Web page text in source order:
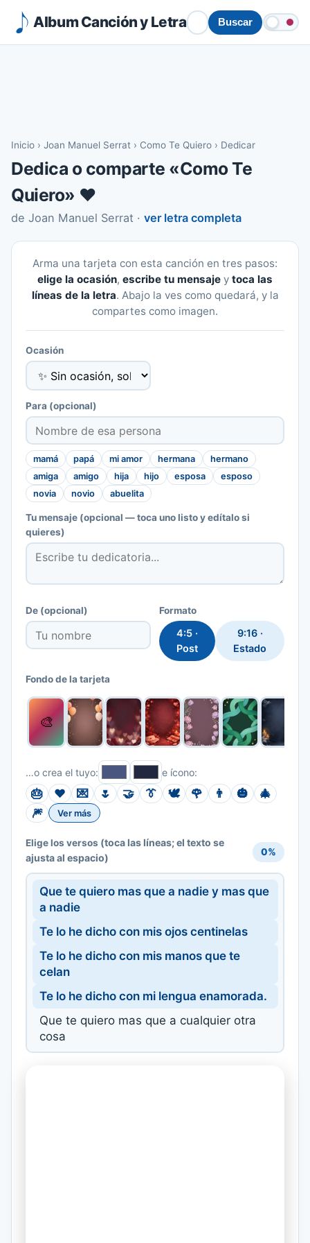
Album Canción y Letra Buscar
Inicio › Joan Manuel Serrat › Como Te Quiero › Dedicar
Dedica o comparte «Como Te
Quiero» ❤️
de Joan Manuel Serrat · ver letra completa
Arma una tarjeta con esta canción en tres pasos:
elige la ocasión, escribe tu mensaje y toca las
líneas de la letra. Abajo la ves como quedará, y la
compartes como imagen.
Ocasión
Para (opcional)
mamá papá mi amor hermana
hermano
amiga
amigo hija hijo esposa
esposo
novia
novio abuelita
Tu mensaje (opcional — toca uno listo y edítalo si
quieres)
De (opcional) Formato
4:5 ·
Post
9:16 ·
Estado
Fondo de la tarjeta
🎨
…o crea el tuyo: e ícono:
🎂 ❤️ 💌 🌷 🤝 👔 🕊️ 🌹 👨 🎃
🎄
🎆
Ver más
Elige los versos (toca las líneas; el texto se
ajusta al espacio)
0%
Que te quiero mas que a nadie y mas que
a nadie
Te lo he dicho con mis ojos centinelas
Te lo he dicho con mis manos que te
celan
Te lo he dicho con mi lengua enamorada.
Que te quiero mas que a cualquier otra
cosa